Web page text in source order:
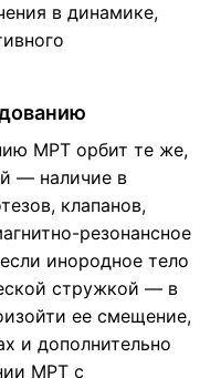
в динамике,
МРТ орбит те же,
— наличие в
клапанов,
резонансное
инородное тело
стружкой — в
ее смещение,
и дополнительно
МРТ с